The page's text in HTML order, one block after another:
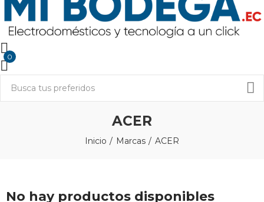
0
ACER
Inicio Marcas ACER
No hay productos disponibles